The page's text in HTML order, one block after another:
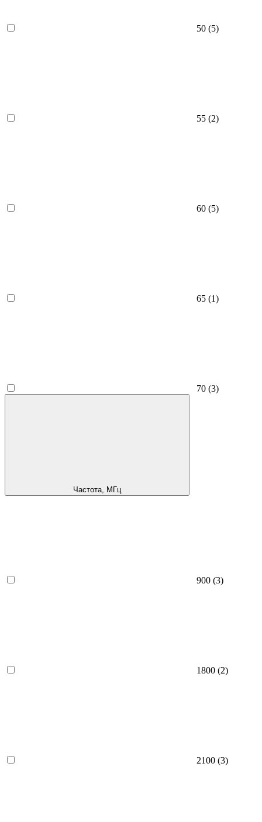
50 (5)
55 (2)
60 (5)
65 (1)
70 (3)
Частота, МГц
900 (3)
1800 (2)
2100 (3)